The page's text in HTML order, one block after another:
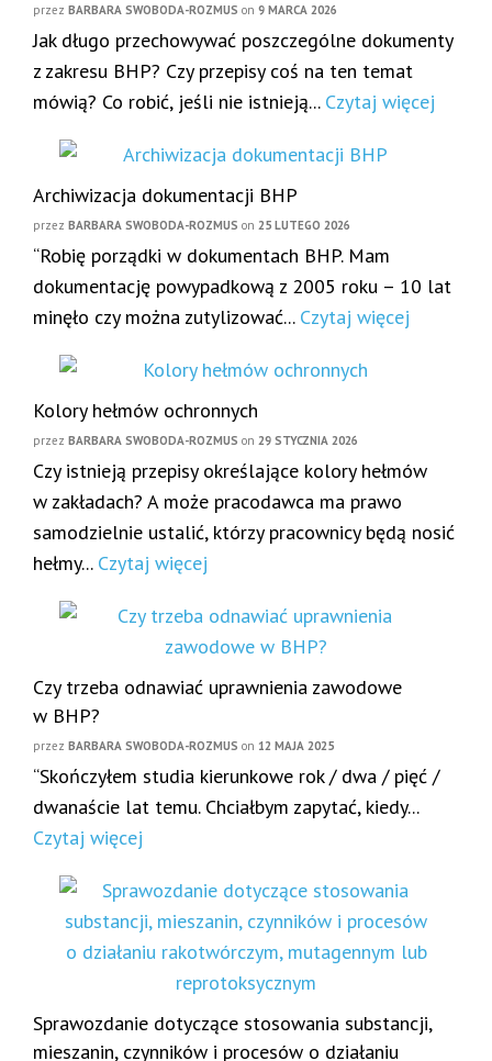
przez BARBARA SWOBODA-ROZMUS on 9 MARCA 2026
Jak długo przechowywać poszczególne dokumenty
z zakresu BHP? Czy przepisy coś na ten temat
mówią? Co robić, jeśli nie istnieją... Czytaj więcej
Archiwizacja dokumentacji BHP
przez BARBARA SWOBODA-ROZMUS on 25 LUTEGO 2026
“Robię porządki w dokumentach BHP. Mam
dokumentację powypadkową z 2005 roku – 10 lat
minęło czy można zutylizować... Czytaj więcej
Kolory hełmów ochronnych
przez BARBARA SWOBODA-ROZMUS on 29 STYCZNIA 2026
Czy istnieją przepisy określające kolory hełmów
w zakładach? A może pracodawca ma prawo
samodzielnie ustalić, którzy pracownicy będą nosić
hełmy... Czytaj więcej
Czy trzeba odnawiać uprawnienia zawodowe
w BHP?
przez BARBARA SWOBODA-ROZMUS on 12 MAJA 2025
“Skończyłem studia kierunkowe rok / dwa / pięć /
dwanaście lat temu. Chciałbym zapytać, kiedy...
Czytaj więcej
Sprawozdanie dotyczące stosowania substancji,
mieszanin, czynników i procesów o działaniu